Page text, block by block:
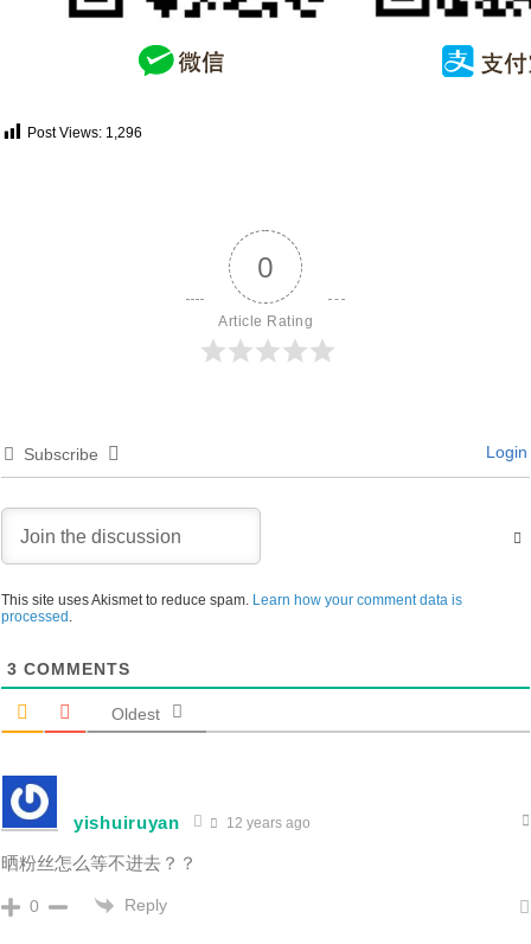
Post Views: 1,296
0
Article Rating
Subscribe Login
This site uses Akismet to reduce spam. Learn how your comment data is
processed .
3 COMMENTS
Oldest
yishuiruyan 12 years ago
晒粉丝怎么等不进去？？
0 Reply